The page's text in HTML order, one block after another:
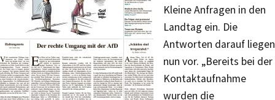
Kleine Anfragen in den
Landtag ein. Die
Antworten darauf liegen
nun vor. „Bereits bei der
Kontaktaufnahme
wurden die